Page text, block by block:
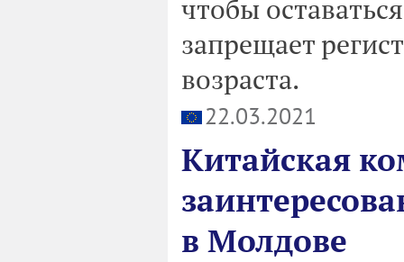
чтобы
запрещает
возраста.
22.03.2021
Китайская
в Молдове